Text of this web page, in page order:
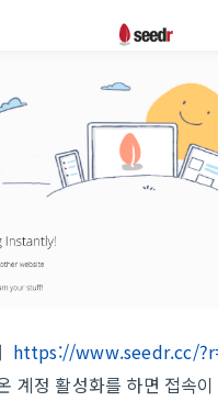
https://www.seedr.cc/
계정 활성화를 하면 접속